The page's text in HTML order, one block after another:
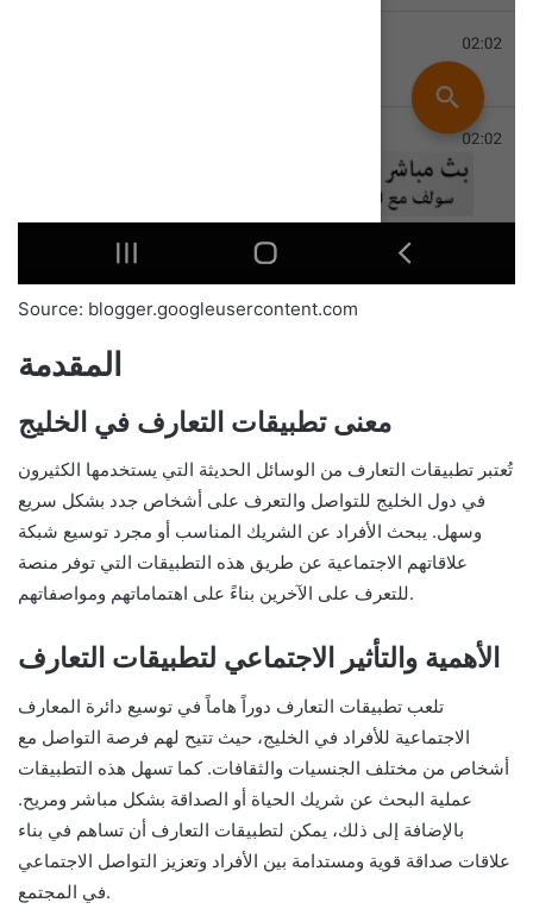
Source: blogger.googleusercontent.com
المقدمة
معنى تطبيقات التعارف في الخليج
تُعتبر تطبيقات التعارف من الوسائل الحديثة التي يستخدمها الكثيرون
في دول الخليج للتواصل والتعرف على أشخاص جدد بشكل سريع
وسهل. يبحث الأفراد عن الشريك المناسب أو مجرد توسيع شبكة
علاقاتهم الاجتماعية عن طريق هذه التطبيقات التي توفر منصة
للتعرف على الآخرين بناءً على اهتماماتهم ومواصفاتهم.
الأهمية والتأثير الاجتماعي لتطبيقات التعارف
تلعب تطبيقات التعارف دوراً هاماً في توسيع دائرة المعارف
الاجتماعية للأفراد في الخليج، حيث تتيح لهم فرصة التواصل مع
أشخاص من مختلف الجنسيات والثقافات. كما تسهل هذه التطبيقات
عملية البحث عن شريك الحياة أو الصداقة بشكل مباشر ومريح.
بالإضافة إلى ذلك، يمكن لتطبيقات التعارف أن تساهم في بناء
علاقات صداقة قوية ومستدامة بين الأفراد وتعزيز التواصل الاجتماعي
في المجتمع.